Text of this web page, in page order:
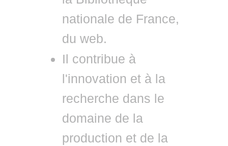
nationale de France,
du web.
Il contribue à
l'innovation et à la
recherche dans le
domaine de la
production et de la